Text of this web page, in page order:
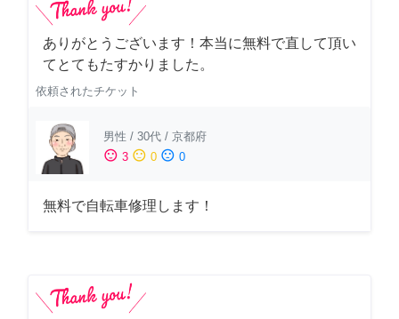
ありがとうございます！本当に無料で直して頂い
てとてもたすかりました。
依頼されたチケット
男性 / 30代 / 京都府
sentiment_satisfied 3 sentiment_neutral 0 sentiment_dissatisfied 0
無料で自転車修理します！